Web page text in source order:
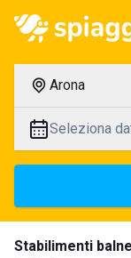
Arona
Seleziona
Stabilimenti